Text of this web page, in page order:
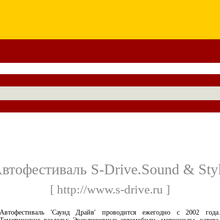
S-Drive.Sound &
[ http://www.s-drive.ru ]
Автофестиваль 'Саунд Драйв' проводится ежегодно с 2002 года.